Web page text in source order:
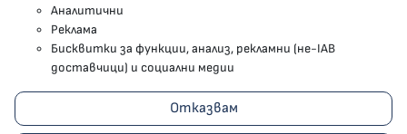
Бисквитки
Условия за използване
Поверителност
Аналитични
Реклама
Бисквитки за функции, анализ, рекламни (не-IAB
доставчици) и социални медии
Отказвам